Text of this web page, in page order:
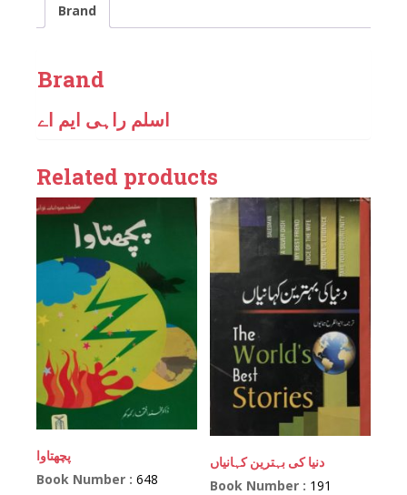
Brand
Brand
اسلم راہی ایم اے
Related products
پچھتاوا
Book Number : 648
دنیا کی بہترین کہانیاں
Book Number : 191